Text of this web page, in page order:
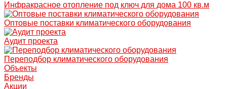
Инфракрасное отопление под ключ для дома 100 кв.м
Оптовые поставки климатического оборудования
Аудит проекта
Переподбор климатического оборудования
Объекты
Бренды
Акции